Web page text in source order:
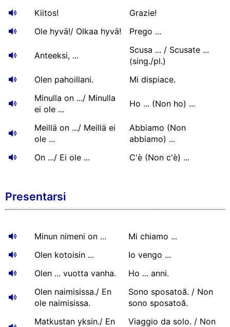
Kiitos!
Grazie!
Ole hyvä!/ Olkaa hyvä!
Prego ...
Anteeksi, ...
Scusa ... / Scusate ...
(sing./pl.)
Olen pahoillani.
Mi dispiace.
Minulla on .../ Minulla
ei ole ...
Ho ... (Non ho) ...
Meillä on .../ Meillä ei
ole ...
Abbiamo (Non
abbiamo) ...
On .../ Ei ole ...
C'è (Non c'è) ...
Presentarsi
Minun nimeni on ...
Mi chiamo ...
Olen kotoisin ...
Io vengo ...
Olen ... vuotta vanha.
Ho ... anni.
Olen naimisissa./ En
ole naimisissa.
Sono sposatoă. / Non
sono sposatoă.
Matkustan yksin./ En
Viaggio da solo. / Non